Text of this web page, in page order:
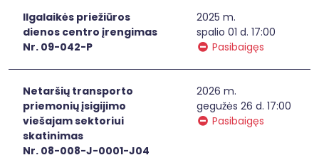
Ilgalaikės priežiūros
dienos centro įrengimas
Nr. 09-042-P
2025 m.
spalio 01 d. 17:00
Pasibaigęs
Netaršių transporto
priemonių įsigijimo
viešajam sektoriui
skatinimas
Nr. 08-008-J-0001-J04
2026 m.
gegužės 26 d. 17:00
Pasibaigęs